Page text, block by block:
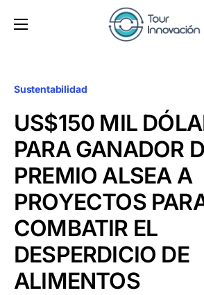
Sustentabilidad
US$150 MIL
PARA GANADOR
PREMIO ALSEA A
PROYECTOS
COMBATIR EL
DESPERDICIO DE
ALIMENTOS